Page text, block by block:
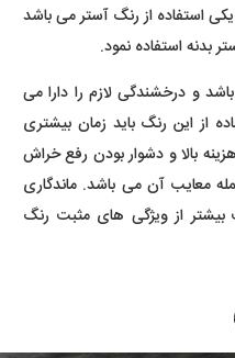
استفاده از رنگ آستر می باشد
بدنه استفاده نمود.
و درخشندگی لازم را دارا می
از این رنگ باید زمان بیشتری
بالا و دشوار بودن رفع خراش
معایب آن می باشد. ماندگاری
بیشتر از ویژگی های مثبت رنگ